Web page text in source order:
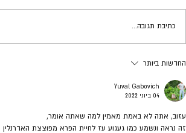
כתיבת תגובה...
החדשות ביותר
Yuval Gabovich
04 ביוני 2022
עזוב, אתה לא באמת מאמין למה שאתה אומר,
זה נראה ונשמע כמו געגוע עז לחיית הפרא מפוצצת